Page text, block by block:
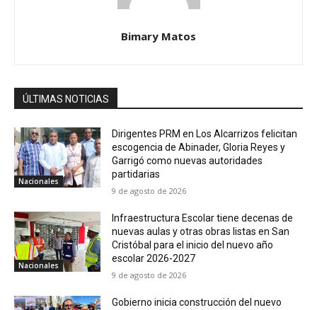
Bimary Matos
ÚLTIMAS NOTICIAS
Nacionales
Dirigentes PRM en Los Alcarrizos felicitan
escogencia de Abinader, Gloria Reyes y
Garrigó como nuevas autoridades
partidarias
9 de agosto de 2026
Nacionales
Infraestructura Escolar tiene decenas de
nuevas aulas y otras obras listas en San
Cristóbal para el inicio del nuevo año
escolar 2026-2027
9 de agosto de 2026
Gobierno inicia construcción del nuevo